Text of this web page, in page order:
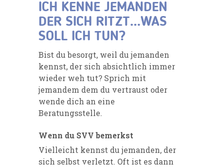
ICH KENNE JEMANDEN
DER SICH RITZT…WAS
SOLL ICH TUN?
Bist du besorgt, weil du jemanden
kennst, der sich absichtlich immer
wieder weh tut? Sprich mit
jemandem dem du vertraust oder
wende dich an eine
Beratungsstelle.
Wenn du SVV bemerkst
Vielleicht kennst du jemanden, der
sich selbst verletzt. Oft ist es dann